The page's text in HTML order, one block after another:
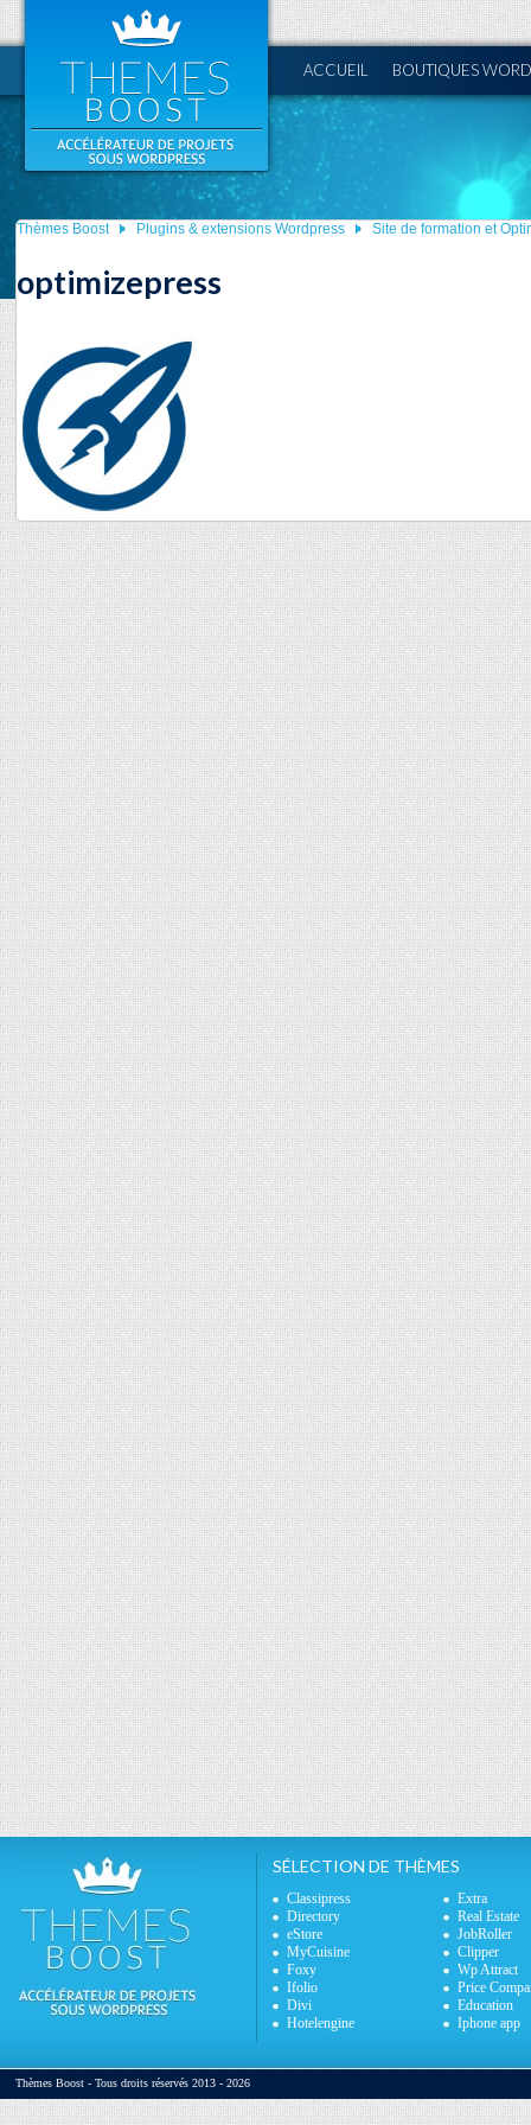
ACCUEIL BOUTIQUES
Thèmes Boost Plugins & extensions Wordpress Site de formation et
optimizepress
SÉLECTION DE THÈMES
Classipress
Extra
Directory
Real Estate
eStore
JobRoller
MyCuisine
Clipper
Foxy
Wp Attract
Ifolio
Price
Divi
Education
Hotelengine
Iphone app
Thèmes Boost - Tous droits réservés 2013 - 2026